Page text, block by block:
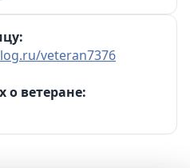
veteran7376
о ветеране: